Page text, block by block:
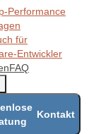
Performance
für
Entwickler
FAQ
Kontakt